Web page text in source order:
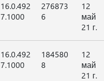
16.0.492
7.1000
276873
6
12
май
21 г.
16.0.492
7.1000
184580
8
12
май
21 г.